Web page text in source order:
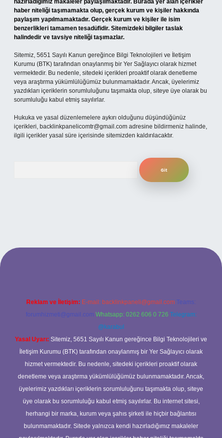
hazırladığımız makaleler paylaşılmaktadır. Burada yer alan içerikler
haber niteliği taşımamakta olup, gerçek kurum ve kişiler hakkında
paylaşım yapılmamaktadır. Gerçek kurum ve kişiler ile isim
benzerlikleri tamamen tesadüfidir. Sitemizdeki bilgiler taslak
halindedir ve tavsiye niteliği taşımazlar.
Sitemiz, 5651 Sayılı Kanun gereğince Bilgi Teknolojileri ve İletişim
Kurumu (BTK) tarafından onaylanmış bir Yer Sağlayıcı olarak hizmet
vermektedir. Bu nedenle, sitedeki içerikleri proaktif olarak denetleme
veya araştırma yükümlülüğümüz bulunmamaktadır. Ancak, üyelerimiz
yazdıkları içeriklerin sorumluluğunu taşımakta olup, siteye üye olarak bu
sorumluluğu kabul etmiş sayılırlar.
Hukuka ve yasal düzenlemelere aykırı olduğunu düşündüğünüz
içerikleri, backlinkpanelicomtr@gmail.com adresine bildirmeniz halinde,
ilgili içerikler yasal süre içerisinde sitemizden kaldırılacaktır.
Reklam ve İletişim: E-mail: backlinkpaneli@gmail.com Teams:
forumhizmeti@gmail.com Whatsapp: 0262 606 0 726 Telegram:
@karabul
Yasal Uyarı: Sitemiz, 5651 Sayılı Kanun gereğince Bilgi Teknolojileri ve
İletişim Kurumu (BTK) tarafından onaylanmış bir Yer Sağlayıcı olarak
hizmet vermektedir. Bu nedenle, sitedeki içerikleri proaktif olarak
denetleme veya araştırma yükümlülüğümüz bulunmamaktadır. Ancak,
üyelerimiz yazdıkları içeriklerin sorumluluğunu taşımakta olup, siteye
üye olarak bu sorumluluğu kabul etmiş sayılırlar. Bu internet sitesi,
herhangi bir marka, kurum veya şahıs şirketi ile hiçbir bağlantısı
bulunmamaktadır. Sitede yalnızca kendi hazırladığımız makaleler